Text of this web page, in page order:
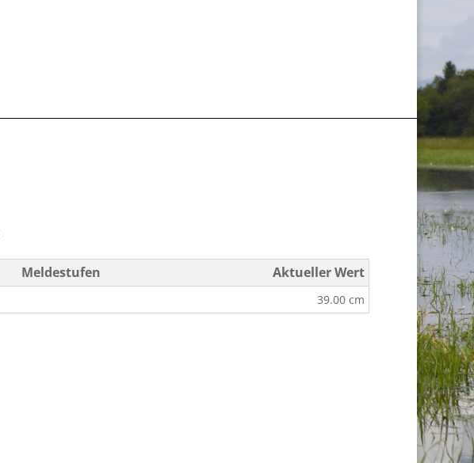
Meldestufen Aktueller Wert
39.00 cm